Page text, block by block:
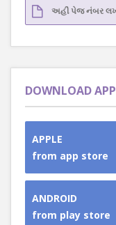
DOWNLOAD APP
APPLE
from app store
ANDROID
from play store